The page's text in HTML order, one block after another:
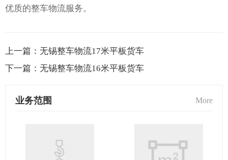
优质的整车物流服务。
上一篇： 无锡整车物流17米平板货车
下一篇： 无锡整车物流16米平板货车
业务范围 More